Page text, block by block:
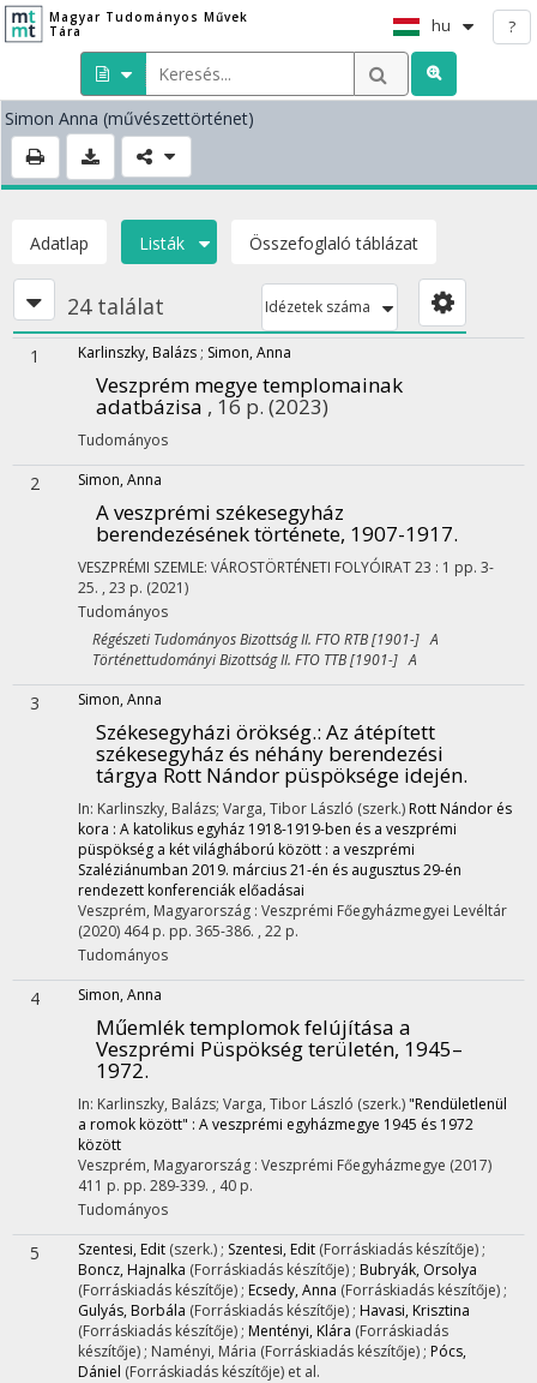
Magyar Tudományos Művek
Tára
hu ?
Simon Anna (művészettörténet)
Adatlap Listák Összefoglaló táblázat
24 találat Idézetek száma
1 Karlinszky, Balázs ; Simon, Anna
Veszprém megye templomainak
adatbázisa , 16 p. (2023)
Tudományos
2 Simon, Anna
A veszprémi székesegyház
berendezésének története, 1907-1917.
VESZPRÉMI SZEMLE: VÁROSTÖRTÉNETI FOLYÓIRAT23 : 1 pp. 3-
25. , 23 p. (2021)
Tudományos
Régészeti Tudományos Bizottság II. FTO RTB [1901-] A
Történettudományi Bizottság II. FTO TTB [1901-] A
3 Simon, Anna
Székesegyházi örökség.: Az átépített
székesegyház és néhány berendezési
tárgya Rott Nándor püspöksége idején.
In: Karlinszky, Balázs; Varga, Tibor László (szerk.) Rott Nándor és
kora : A katolikus egyház 1918-1919-ben és a veszprémi
püspökség a két világháború között : a veszprémi
Szaléziánumban 2019. március 21-én és augusztus 29-én
rendezett konferenciák előadásai
Veszprém, Magyarország : Veszprémi Főegyházmegyei Levéltár
(2020) 464 p. pp. 365-386. , 22 p.
Tudományos
4 Simon, Anna
Műemlék templomok felújítása a
Veszprémi Püspökség területén, 1945–
1972.
In: Karlinszky, Balázs; Varga, Tibor László (szerk.) "Rendületlenül
a romok között" : A veszprémi egyházmegye 1945 és 1972
között
Veszprém, Magyarország : Veszprémi Főegyházmegye (2017)
411 p. pp. 289-339. , 40 p.
Tudományos
5 Szentesi, Edit (szerk.) ; Szentesi, Edit (Forráskiadás készítője) ;
Boncz, Hajnalka (Forráskiadás készítője) ; Bubryák, Orsolya
(Forráskiadás készítője) ; Ecsedy, Anna (Forráskiadás készítője) ;
Gulyás, Borbála (Forráskiadás készítője) ; Havasi, Krisztina
(Forráskiadás készítője) ; Mentényi, Klára (Forráskiadás
készítője) ; Naményi, Mária (Forráskiadás készítője) ; Pócs,
Dániel (Forráskiadás készítője) et al.